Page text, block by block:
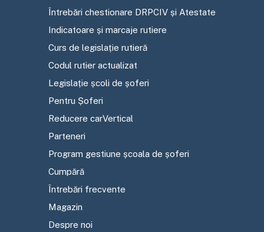
Întrebări chestionare DRPCIV și Atestate
Indicatoare și marcaje rutiere
Curs de legislație rutieră
Codul rutier actualizat
Legislație școli de șoferi
Pentru Șoferi
Reducere carVertical
Parteneri
Program gestiune școala de șoferi
Cumpără
Întrebări frecvente
Magazin
Despre noi